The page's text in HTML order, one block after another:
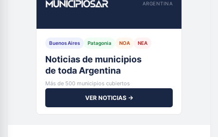
ARGENTINA
Buenos Aires Patagonia NOA NEA
Noticias de municipios
de toda Argentina
Más de 500 municipios cubiertos
VER NOTICIAS →